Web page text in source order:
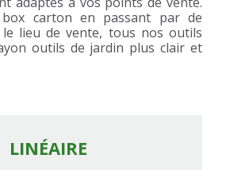
carton en passant par de
lieu de vente, tous nos outils
outils de jardin plus clair et
LINÉAIRE